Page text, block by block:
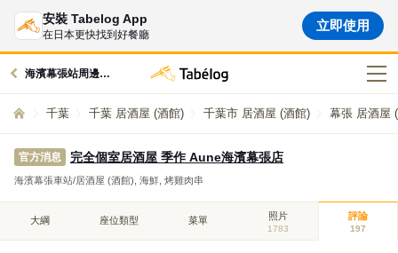
安裝 Tabelog App
在日本更快找到好餐廳
立即使用
海濱幕張站周邊的美食
千葉 千葉 居酒屋 (酒館) 千葉市 居酒屋 (酒館) 幕張 居酒屋
官方消息 完全個室居酒屋 季作 Aune海濱幕張店
海濱幕張車站/居酒屋 (酒館), 海鮮, 烤雞肉串
大綱 座位類型 菜單 照片
1783
評論
197